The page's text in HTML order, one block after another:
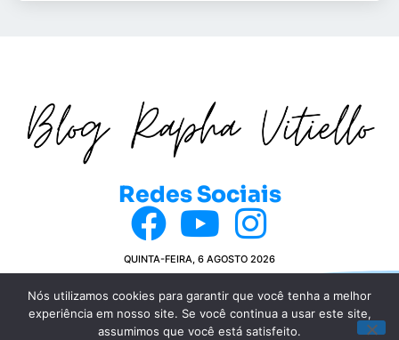
Redes Sociais
QUINTA-FEIRA, 6 AGOSTO 2026
© COPYRIGHT 2024 BLOG DA RAPHA VITIELLO
POLÍTICA DE PRIVACIDADE
Nós utilizamos cookies para garantir que você tenha a melhor
experiência em nosso site. Se você continua a usar este site,
assumimos que você está satisfeito.